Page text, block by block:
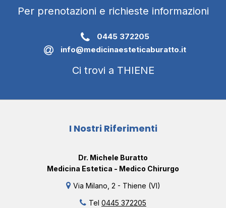
Per prenotazioni e richieste informazioni
0445 372205
info@medicinaesteticaburatto.it
Ci trovi a THIENE
I Nostri Riferimenti
Dr. Michele Buratto
Medicina Estetica - Medico Chirurgo
Via Milano, 2 - Thiene (VI)
Tel 0445 372205